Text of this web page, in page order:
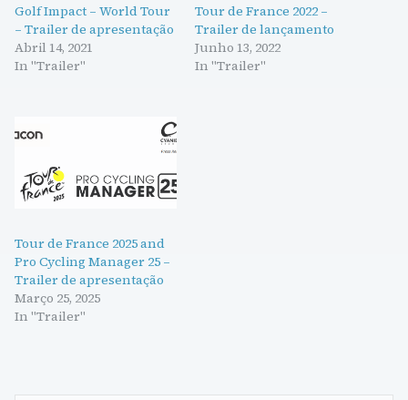
Golf Impact – World Tour
– Trailer de apresentação
Abril 14, 2021
In "Trailer"
Tour de France 2022 –
Trailer de lançamento
Junho 13, 2022
In "Trailer"
Tour de France 2025 and
Pro Cycling Manager 25 –
Trailer de apresentação
Março 25, 2025
In "Trailer"